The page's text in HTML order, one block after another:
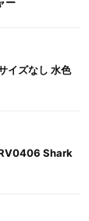
イズなし 水色
Shark